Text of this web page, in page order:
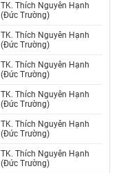
TK. Thích Nguyên Hạnh
(Đức Trường)
TK. Thích Nguyên Hạnh
(Đức Trường)
TK. Thích Nguyên Hạnh
(Đức Trường)
TK. Thích Nguyên Hạnh
(Đức Trường)
TK. Thích Nguyên Hạnh
(Đức Trường)
TK. Thích Nguyên Hạnh
(Đức Trường)